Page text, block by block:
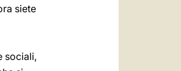
siete
sociali,